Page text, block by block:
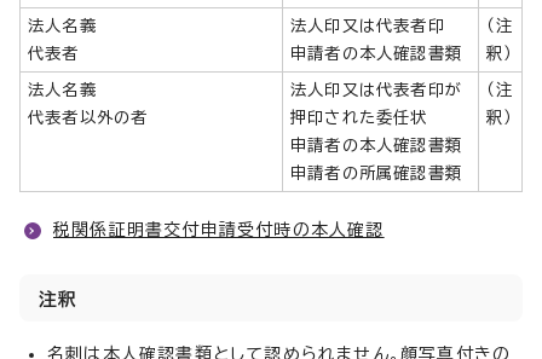
法人名義
代表者
法人印又は代表者印
申請者の本人確認書類
（注
釈）
法人名義
代表者以外の者
法人印又は代表者印が
押印された委任状
申請者の本人確認書類
申請者の所属確認書類
（注
釈）
税関係証明書交付申請受付時の本人確認
注釈
名刺は本人確認書類として認められません。顔写真付きの